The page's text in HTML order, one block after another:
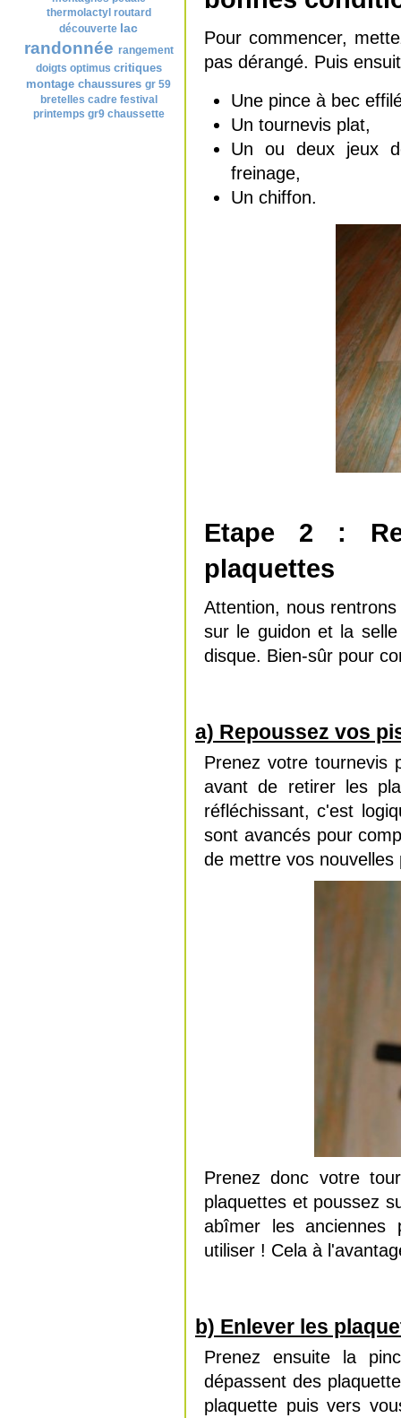
thermolactyl routard
découverte lac
randonnée rangement
doigts optimus critiques
montage chaussures gr 59
bretelles cadre festival
printemps gr9 chaussette
Pour commencer,
pas dérangé. Puis
Une pince à bec
Un tournevis plat,
Un ou deux jeux
freinage,
Un chiffon.
Etape 2 :
plaquettes
Attention, nous
sur le guidon et la
disque. Bien-sûr pour
a) Repoussez vos
Prenez votre tournevis
avant de retirer les
réfléchissant, c'est
sont avancés pour
de mettre vos
Prenez donc votre
plaquettes et poussez
abîmer les anciennes
utiliser ! Cela à
b) Enlever les
Prenez ensuite la
dépassent des
plaquette puis vers